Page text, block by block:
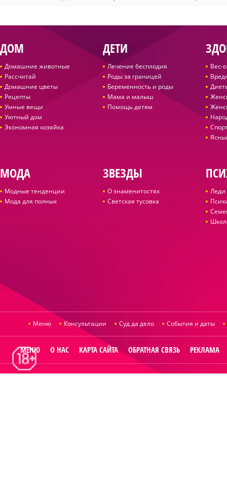
ДОМ
Домашние животные
Рассчитай
Домашние цветы
Рецепты
Умные вещи
Уютный дом
Экономная хозяйка
ДЕТИ
Лечение бесплодия
Роды за границей
Беременность и роды
Мама и малыш
Помощь детям
Вес-
МОДА
Модные тенденции
Мода для полных
ЗВЕЗДЫ
О знаменитостях
Светская тусовка
Леди
Меню Консультации Суд да дело События и даты
МЕНЮ О НАС КАРТА САЙТА ОБРАТНАЯ СВЯЗЬ РЕКЛАМА